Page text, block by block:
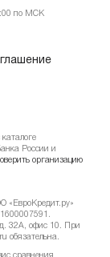
по МСК
России и
организацию
«ЕвроКредит.ру»
32А, офис 10. При
обязательна.